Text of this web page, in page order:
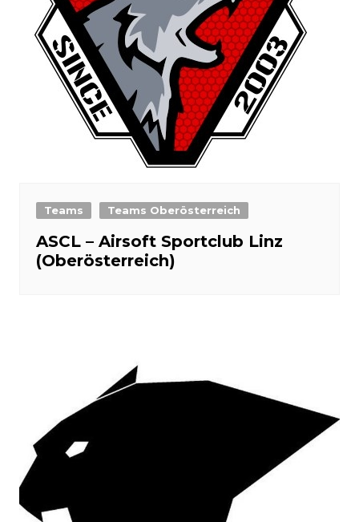
Teams Teams Oberösterreich
ASCL – Airsoft Sportclub Linz
(Oberösterreich)